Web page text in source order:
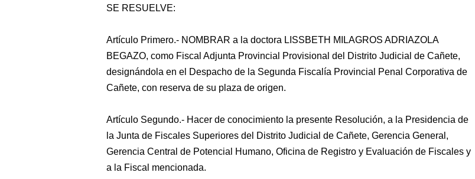
SE RESUELVE:
Artículo Primero.- NOMBRAR a la doctora LISSBETH MILAGROS ADRIAZOLA
BEGAZO, como Fiscal Adjunta Provincial Provisional del Distrito Judicial de Cañete,
designándola en el Despacho de la Segunda Fiscalía Provincial Penal Corporativa de
Cañete, con reserva de su plaza de origen.
Artículo Segundo.- Hacer de conocimiento la presente Resolución, a la Presidencia de
la Junta de Fiscales Superiores del Distrito Judicial de Cañete, Gerencia General,
Gerencia Central de Potencial Humano, Oficina de Registro y Evaluación de Fiscales y
a la Fiscal mencionada.